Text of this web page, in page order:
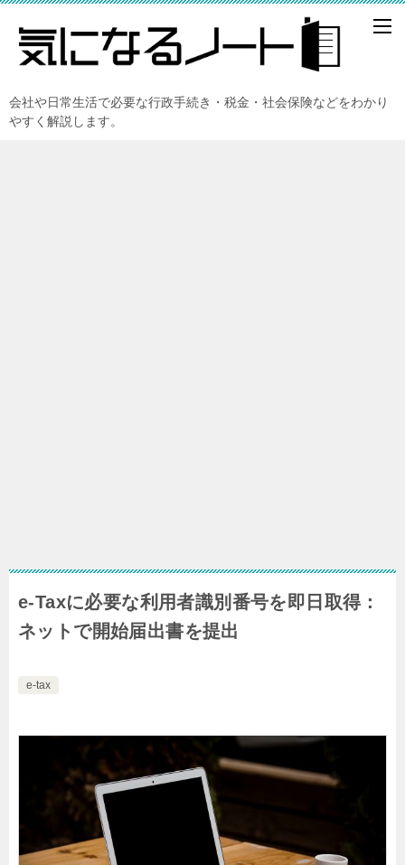
会社や日常生活で必要な行政手続き・税金・社会保険などをわかり
やすく解説します。
e-Taxに必要な利用者識別番号を即日取得：
ネットで開始届出書を提出
e-tax